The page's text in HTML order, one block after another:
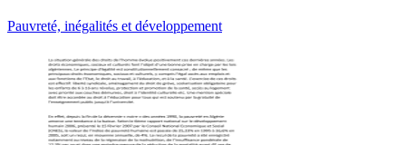
Pauvreté, inégalités et développement